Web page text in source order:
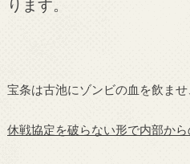
ります。
宝条は古池にゾンビの血を飲ませ
休戦協定を破らない形で内部から